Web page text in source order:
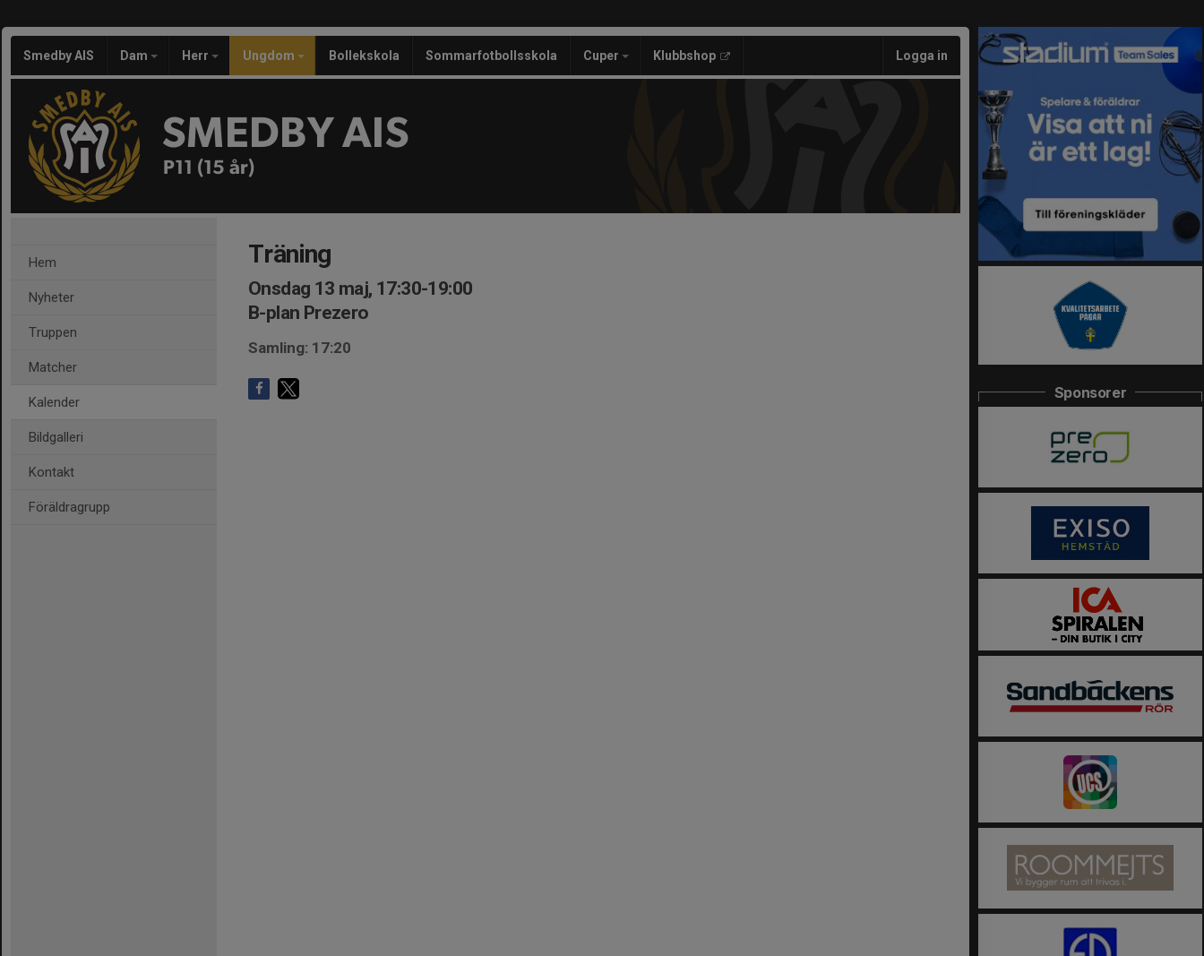
Smedby AIS Dam Herr Ungdom Bollekskola Sommarfotbollsskola Cuper Klubbshop Logga in
SMEDBY AIS
P11 (15 år)
Hem
Nyheter
Truppen
Matcher
Kalender
Bildgalleri
Kontakt
Föräldragrupp
Träning
Onsdag 13 maj, 17:30-19:00
B-plan Prezero
Samling: 17:20
Sponsorer